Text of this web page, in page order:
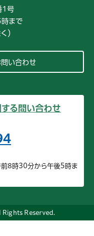
1号
まで
）
問い合わせ
る問い合わせ
前8時30分から午後5時ま
Reserved.